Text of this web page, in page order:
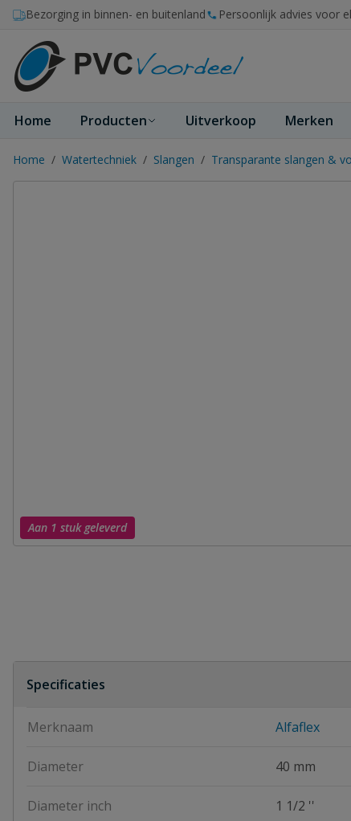
Ga naar de inhoud
Bezorging in binnen- en buitenland Persoonlijk advies voor
Home Producten Uitverkoop Merken
Home / Watertechniek / Slangen / Transparante slangen &
Aan 1 stuk geleverd
Specificaties
Merknaam Alfaflex
Diameter 40 mm
Diameter inch 1 1/2 ''